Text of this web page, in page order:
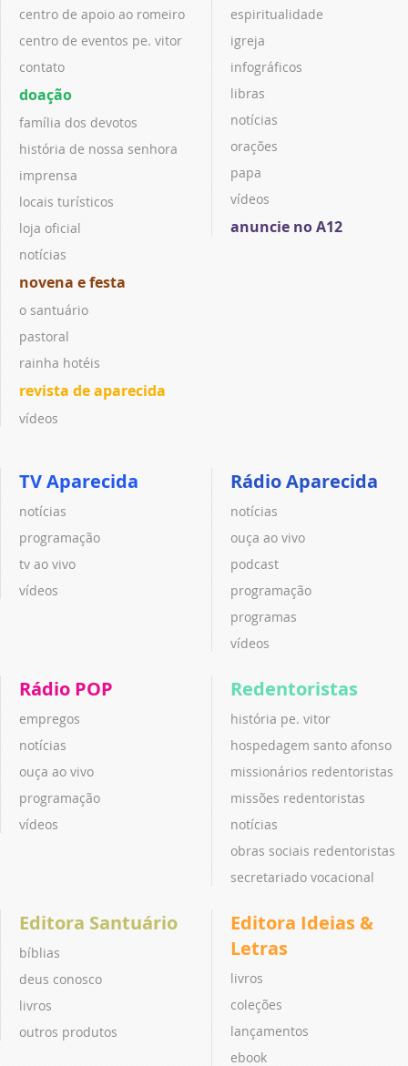
centro de apoio ao romeiro
centro de eventos pe. vitor
contato
doação
família dos devotos
história de nossa senhora
imprensa
locais turísticos
loja oficial
notícias
novena e festa
o santuário
pastoral
rainha hotéis
revista de aparecida
vídeos
espiritualidade
igreja
infográficos
libras
notícias
orações
papa
vídeos
anuncie no A12
TV Aparecida
notícias
programação
tv ao vivo
vídeos
Rádio Aparecida
notícias
ouça ao vivo
podcast
programação
programas
vídeos
Rádio POP
empregos
notícias
ouça ao vivo
programação
vídeos
Redentoristas
história pe. vitor
hospedagem santo afonso
missionários redentoristas
missões redentoristas
notícias
obras sociais redentoristas
secretariado vocacional
Editora Santuário
bíblias
deus conosco
livros
outros produtos
Editora Ideias &
Letras
livros
coleções
lançamentos
ebook